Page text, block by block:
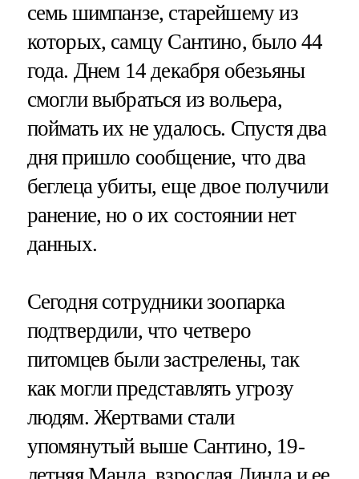
семь шимпанзе, старейшему из
которых, самцу Сантино, было 44
года. Днем 14 декабря обезьяны
смогли выбраться из вольера,
поймать их не удалось. Спустя два
дня пришло сообщение, что два
беглеца убиты, еще двое получили
ранение, но о их состоянии нет
данных.
Сегодня сотрудники зоопарка
подтвердили, что четверо
питомцев были застрелены, так
как могли представлять угрозу
людям. Жертвами стали
упомянутый выше Сантино, 19-